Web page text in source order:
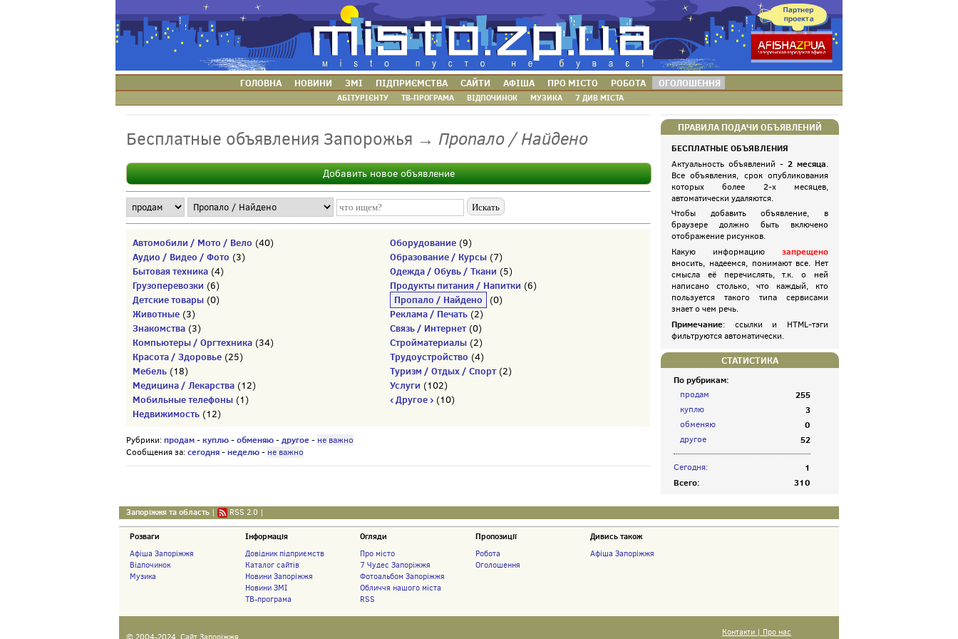
ГОЛОВНА НОВИНИ ЗМІ ПІДПРИЄМСТВА САЙТИ АФІША ПРО МІСТО РОБОТА ОГОЛОШЕННЯ
АБІТУРІЄНТУ ТВ-ПРОГРАМА ВІДПОЧИНОК МУЗИКА 7 ДИВ МІСТА
Бесплатные объявления Запорожья → Пропало / Найдено
Добавить новое объявление
Автомобили / Мото / Вело (40)
Аудио / Видео / Фото (3)
Бытовая техника (4)
Грузоперевозки (6)
Детские товары (0)
Животные (3)
Знакомства (3)
Компьютеры / Оргтехника (34)
Красота / Здоровье (25)
Мебель (18)
Медицина / Лекарства (12)
Мобильные телефоны (1)
Недвижимость (12)
Оборудование (9)
Образование / Курсы (7)
Одежда / Обувь / Ткани (5)
Продукты питания / Напитки (6)
Пропало / Найдено (0)
Реклама / Печать (2)
Связь / Интернет(0)
Стройматериалы (2)
Трудоустройство (4)
Туризм / Отдых / Спорт(2)
Услуги (102)
‹ Другое › (10)
Рубрики:продам-куплю-обменяю-другое- не важно
Сообщения за:сегодня-неделю- не важно
ПРАВИЛА ПОДАЧИ ОБЪЯВЛЕНИЙ
БЕСПЛАТНЫЕ ОБЪЯВЛЕНИЯ
Актуальность объявлений - 2 месяца.
Все объявления, срок опубликования
которых более 2-х месяцев,
автоматически удаляются.
Чтобы добавить объявление, в
браузере должно быть включено
отображение рисунков.
Какую информацию запрещено
вносить, надеемся, понимают все. Нет
смысла её перечислять, т.к. о ней
написано столько, что каждый, кто
пользуется такого типа сервисами
знает о чем речь.
Примечание: ссылки и HTML-тэги
фильтруются автоматически.
СТАТИСТИКА
По рубрикам:
продам 255
куплю 3
обменяю 0
другое 52
Сегодня:
1
Всего:
310
Запоріжжя та область | RSS 2.0 |
Розваги
Афіша Запоріжжя
Відпочинок
Музика
Інформація
Довідник підприємств
Каталог сайтів
Новини Запоріжжя
Новини ЗМІ
ТВ-програма
Огляди
Про місто
7 Чудес Запоріжжя
Фотоальбом Запоріжжя
Обличчя нашого міста
RSS
Пропозиції
Робота
Оголошення
Дивись також
Афіша Запоріжжя
Контакти | Про нас